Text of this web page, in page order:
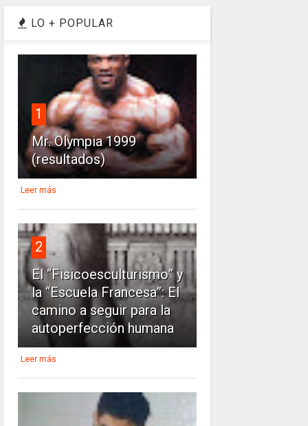
LO + POPULAR
1
Mr. Olympia 1999
(resultados)
Leer más
2
El “Fisicoesculturismo” y
la “Escuela Francesa”: El
camino a seguir para la
autoperfección humana
Leer más